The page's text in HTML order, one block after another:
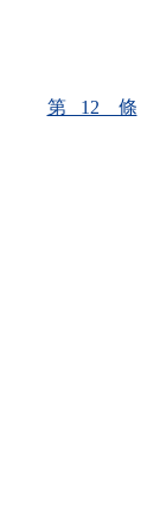
第 12 條